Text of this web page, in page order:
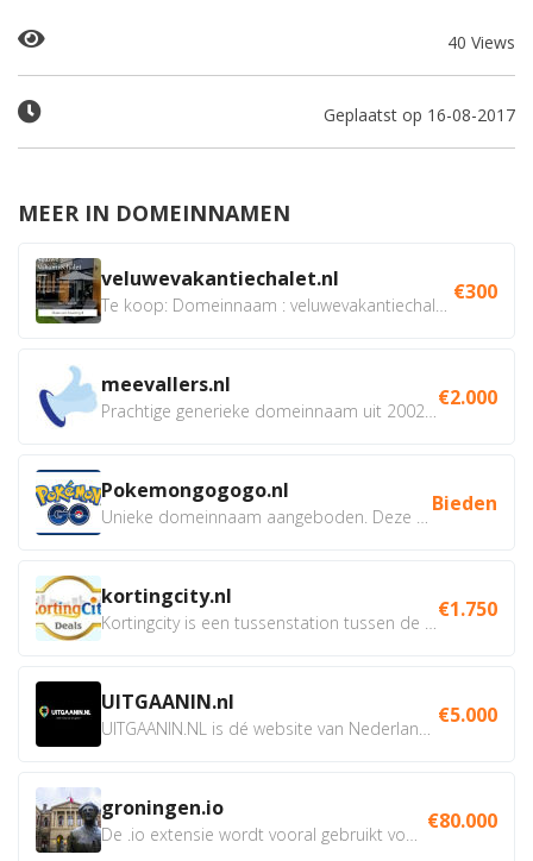
40 Views
Geplaatst op 16-08-2017
MEER IN DOMEINNAMEN
veluwevakantiechalet.nl €300
meevallers.nl €2.000
Pokemongogogo.nl Bieden
kortingcity.nl €1.750
UITGAANIN.nl €5.000
groningen.io €80.000